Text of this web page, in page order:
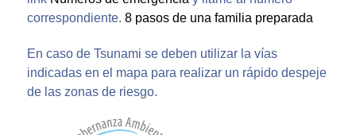
correspondiente. 8 pasos de una familia preparada
En caso de Tsunami se deben utilizar la vías
indicadas en el mapa para realizar un rápido despeje
de las zonas de riesgo.